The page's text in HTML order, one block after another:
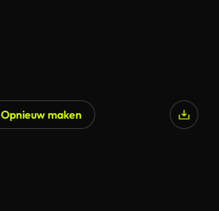
Opnieuw maken